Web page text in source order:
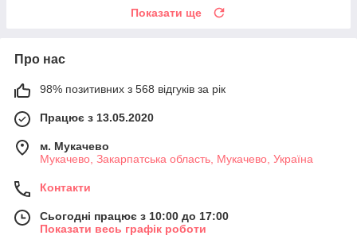
Показати ще
Про нас
98% позитивних з 568 відгуків за рік
Працює з 13.05.2020
м. Мукачево
Мукачево, Закарпатська область, Мукачево, Україна
Контакти
Сьогодні працює з 10:00 до 17:00
Показати весь графік роботи